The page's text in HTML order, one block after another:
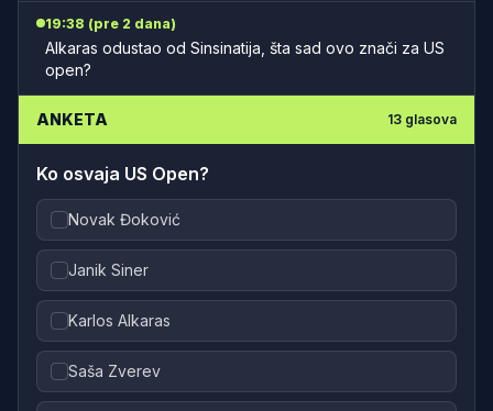
19:38 (pre 2 dana)
Alkaras odustao od Sinsinatija, šta sad ovo znači za US
open?
ANKETA 13 glasova
Ko osvaja US Open?
Novak Đoković
Janik Siner
Karlos Alkaras
Saša Zverev